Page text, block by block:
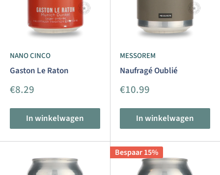
NANO CINCO
Gaston Le Raton
Aanbiedingsprijs
€8.29
In winkelwagen
MESSOREM
Naufragé Oublié
Aanbiedingsprijs
€10.99
In winkelwagen
Bespaar 15%